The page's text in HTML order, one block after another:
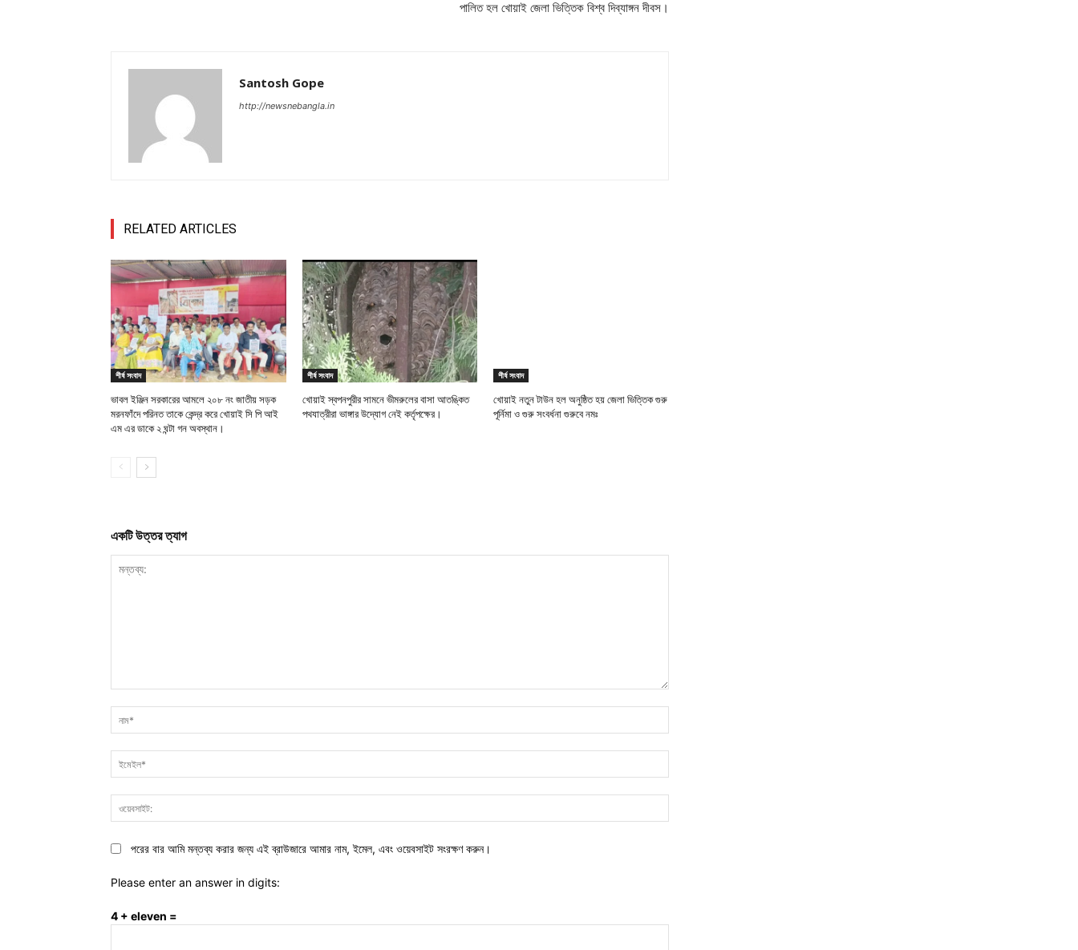
পালিত হল খোয়াই জেলা ভিত্তিক বিশ্ব দিব্যাঙ্গন দীবস।
Santosh Gope
http://newsnebangla.in
RELATED ARTICLES
শীর্ষ সংবাদ
ভাবল ইঞ্জিন সরকারের আমলে ২০৮ নং জাতীয় সড়ক
মরনফাঁদে পরিনত তাকে কেন্দ্র করে খোয়াই সি পি আই
এম এর ডাকে ২ ঘন্টা গন অবস্থান।
শীর্ষ সংবাদ
খোয়াই স্বপনপুরীর সামনে ভীমরুলের বাসা আতঙ্কিত
পথযাত্রীরা ভাঙ্গার উদ্যোগ নেই কর্তৃপক্ষের।
শীর্ষ সংবাদ
খোয়াই নতুন টাউন হল অনুষ্ঠিত হয় জেলা ভিত্তিক গুরু
পূর্নিমা ও গুরু সংবর্ধনা গুরুবে নমঃ
একটি উত্তর ত্যাগ
পরের বার আমি মন্তব্য করার জন্য এই ব্রাউজারে আমার নাম, ইমেল, এবং ওয়েবসাইট সংরক্ষণ করুন।
Please enter an answer in digits:
4 + eleven =